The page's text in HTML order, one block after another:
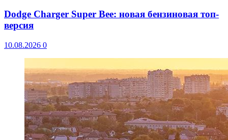
Dodge Charger Super Bee: новая бензиновая топ-
версия
10.08.2026 0